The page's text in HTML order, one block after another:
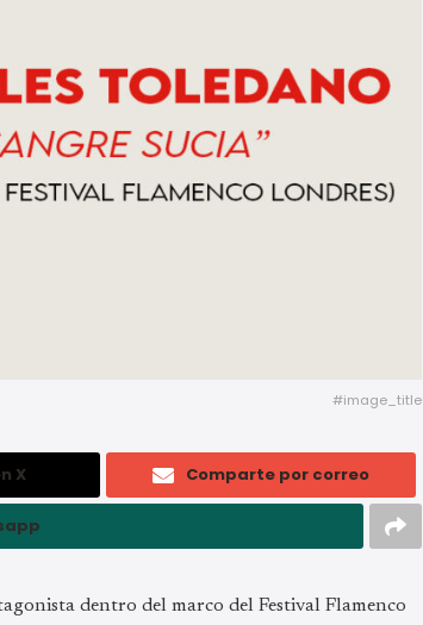
#image_title
X Comparte por correo
dentro del marco del Festival Flamenco